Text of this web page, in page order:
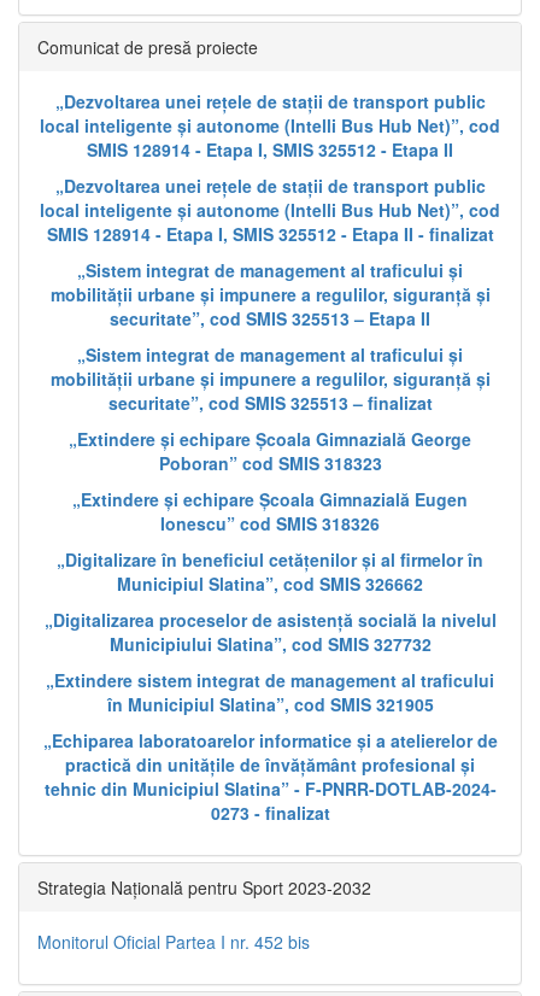
Comunicat de presă proiecte
„Dezvoltarea unei rețele de stații de transport public
local inteligente și autonome (Intelli Bus Hub Net)”, cod
SMIS 128914 - Etapa I, SMIS 325512 - Etapa II
„Dezvoltarea unei rețele de stații de transport public
local inteligente și autonome (Intelli Bus Hub Net)”, cod
SMIS 128914 - Etapa I, SMIS 325512 - Etapa II - finalizat
„Sistem integrat de management al traficului și
mobilității urbane și impunere a regulilor, siguranță și
securitate”, cod SMIS 325513 – Etapa II
„Sistem integrat de management al traficului și
mobilității urbane și impunere a regulilor, siguranță și
securitate”, cod SMIS 325513 – finalizat
„Extindere și echipare Școala Gimnazială George
Poboran” cod SMIS 318323
„Extindere și echipare Școala Gimnazială Eugen
Ionescu” cod SMIS 318326
„Digitalizare în beneficiul cetățenilor și al firmelor în
Municipiul Slatina”, cod SMIS 326662
„Digitalizarea proceselor de asistență socială la nivelul
Municipiului Slatina”, cod SMIS 327732
„Extindere sistem integrat de management al traficului
în Municipiul Slatina”, cod SMIS 321905
„Echiparea laboratoarelor informatice și a atelierelor de
practică din unitățile de învățământ profesional și
tehnic din Municipiul Slatina” - F-PNRR-DOTLAB-2024-
0273 - finalizat
Strategia Națională pentru Sport 2023-2032
Monitorul Oficial Partea I nr. 452 bis